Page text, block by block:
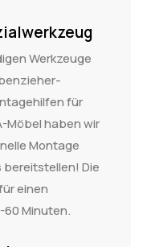
Werkzeuge
für
Möbel haben wir
Montage
Die
einen
Minuten.